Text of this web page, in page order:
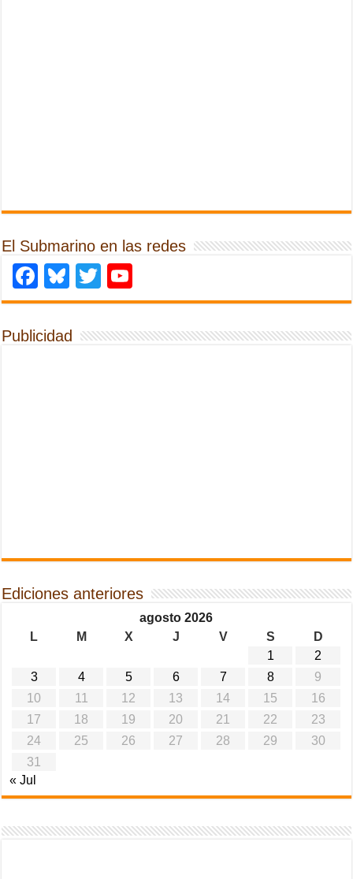
El Submarino en las redes
Facebook
Bluesky
Twitter
Publicidad
Ediciones anteriores
agosto 2026
L
M X J V S
D
1
2
3
4 5 6 7 8
9
10
11 12 13 14 15
16
17
18 19 20 21 22
23
24
25 26 27 28 29
30
31
« Jul